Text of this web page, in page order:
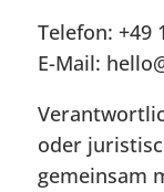
Telefon: +49
E-Mail:
oder
gemeinsam